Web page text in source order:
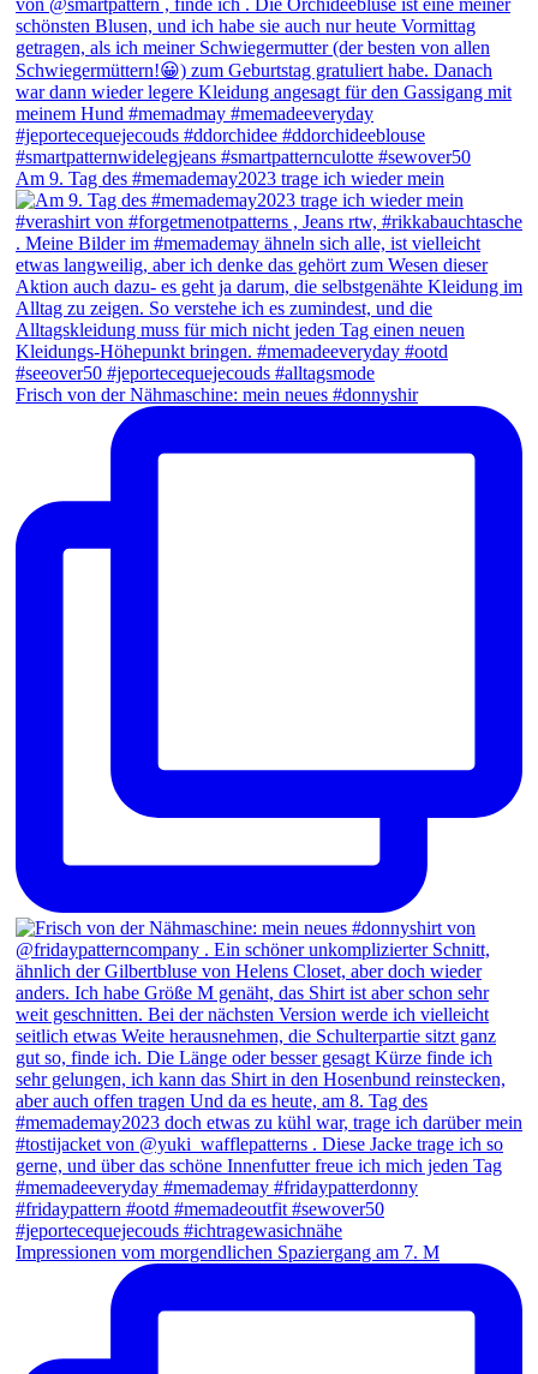
Am 9. Tag des #memademay2023 trage ich wieder mein
Frisch von der Nähmaschine: mein neues #donnyshir
Impressionen vom morgendlichen Spaziergang am 7. M